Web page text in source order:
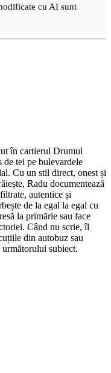
cu AI sunt
în cartierul Drumul
de tei pe bulevardele
Cu un stil direct, onest și
Radu documentează
autentice și
de la egal la egal cu
la primărie sau face
Când nu scrie, îl
din autobuz sau
subiect.